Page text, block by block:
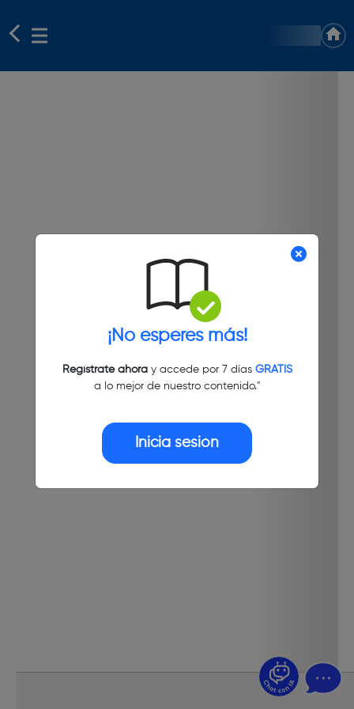
¡No esperes más!
Regístrate ahoray accede por 7 días GRATIS
a lo mejor de nuestro contenido."
Inicia sesión